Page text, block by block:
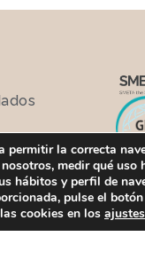
la correcta
medir qué uso
hábitos y perfil de
pulse el
cookies en los ajustes